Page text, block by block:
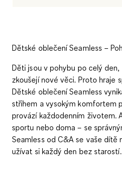
Dětské oblečení Seamless –
Děti jsou v pohybu po celý
zkoušejí nové věci. Proto hraje
Dětské oblečení Seamless
střihem a vysokým komfortem
provází každodenním životem.
sportu nebo doma – se
Seamless od C&A se vaše dítě
užívat si každý den bez starostí.